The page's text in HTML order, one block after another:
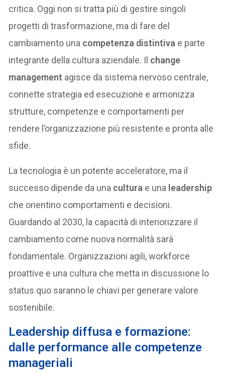
critica. Oggi non si tratta più di gestire singoli
progetti di trasformazione, ma di fare del
cambiamento una competenza distintiva e parte
integrante della cultura aziendale. Il change
management agisce da sistema nervoso centrale,
connette strategia ed esecuzione e armonizza
strutture, competenze e comportamenti per
rendere l’organizzazione più resistente e pronta alle
sfide.
La tecnologia è un potente acceleratore, ma il
successo dipende da una cultura e una leadership
che orientino comportamenti e decisioni.
Guardando al 2030, la capacità di interiorizzare il
cambiamento come nuova normalità sarà
fondamentale. Organizzazioni agili, workforce
proattive e una cultura che metta in discussione lo
status quo saranno le chiavi per generare valore
sostenibile.
Leadership diffusa e formazione:
dalle performance alle competenze
manageriali